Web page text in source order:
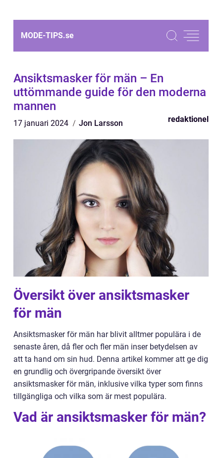
MODE-TIPS.se
Ansiktsmasker för män – En
uttömmande guide för den moderna
mannen
17 januari 2024 Jon Larsson redaktionel
Översikt över ansiktsmasker
för män
Ansiktsmasker för män har blivit alltmer populära i de
senaste åren, då fler och fler män inser betydelsen av
att ta hand om sin hud. Denna artikel kommer att ge dig
en grundlig och övergripande översikt över
ansiktsmasker för män, inklusive vilka typer som finns
tillgängliga och vilka som är mest populära.
Vad är ansiktsmasker för män?